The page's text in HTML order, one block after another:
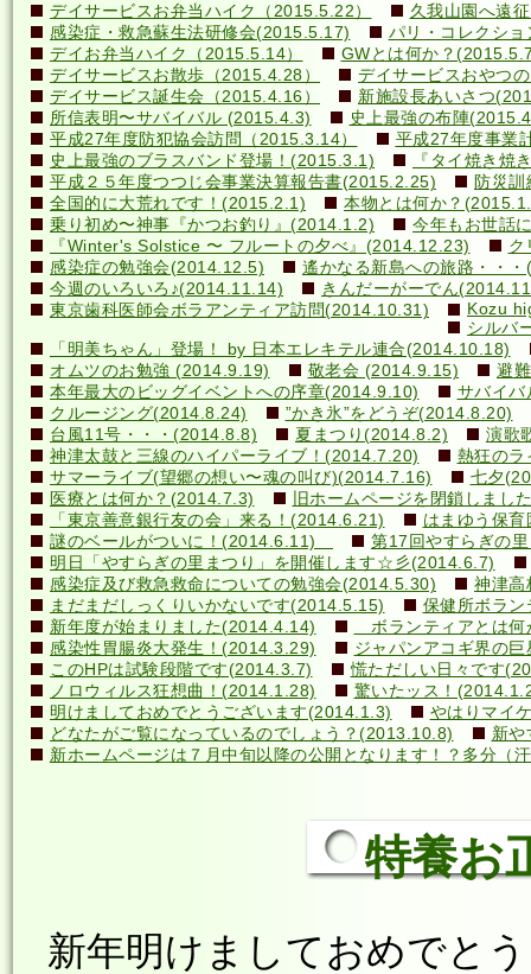
デイサービスお弁当ハイク（2015.5.22）
久我山園へ遠
感染症・救急蘇生法研修会(2015.5.17)
パリ・コレクシ
デイお弁当ハイク（2015.5.14）
GWとは何か？
デイサービスお散歩（2015.4.28）
デイサービスおやつ
デイサービス誕生会（2015.4.16）
新施設長あいさつ
所信表明〜サバイバル (2015.4.3)
史上最強の布陣
平成27年度防犯協会訪問（2015.3.14）
平成27年度事業
史上最強のブラスバンド登場！(2015.3.1)
『タイ焼き焼
平成２５年度つつじ会事業決算報告書(2015.2.25)
防災
全国的に大荒れです！(2015.2.1)
本物とは何か？
乗り初め〜神事『かつお釣り』(2014.1.2)
今年もお世話
『Winter's Solstice 〜 フルートの夕べ』(2014.12.23)
ク
感染症の勉強会(2014.12.5)
遙かなる新島への旅路・・
今週のいろいろ♪(2014.11.14)
きんだーがーでん
東京歯科医師会ボラアンティア訪問(2014.10.31)
Kozu
シルバ
「明美ちゃん」登場！ by 日本エレキテル連合(2014.10.18)
オムツのお勉強 (2014.9.19)
敬老会 (2014.9.15)
避
本年最大のビッグイベントへの序章(2014.9.10)
サバイ
クルージング(2014.8.24)
”かき氷”をどうぞ(2014.8.20)
台風11号・・・(2014.8.8)
夏まつり(2014.8.2)
演歌
神津太鼓と三線のハイパーライブ！(2014.7.20)
熱狂の
サマーライブ(望郷の想い〜魂の叫び)(2014.7.16)
七夕
医療とは何か？(2014.7.3)
旧ホームページを閉鎖しまし
「東京善意銀行友の会」来る！(2014.6.21)
はまゆう保
謎のベールがついに！(2014.6.11)
第17回やすらぎの
明日「やすらぎの里まつり」を開催します☆彡(2014.6.7)
感染症及び救急救命についての勉強会(2014.5.30)
神津高
まだまだしっくりいかないです(2014.5.15)
保健所ボラ
新年度が始まりました(2014.4.14)
ボランティアとは
感染性胃腸炎大発生！(2014.3.29)
ジャパンアコギ界の
このHPは試験段階です(2014.3.7)
慌ただしい日々です
ノロウィルス狂想曲！(2014.1.28)
驚いたッス！
明けましておめでとうございます(2014.1.3)
やはりマイ
どなたがご覧になっているのでしょう？(2013.10.8)
新や
新ホームページは７月中旬以降の公開となります！？多分
特養お
新年明けましておめでと